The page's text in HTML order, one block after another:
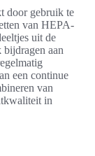
door gebruik te
van HEPA-
uit de
aan
een continue
van
in